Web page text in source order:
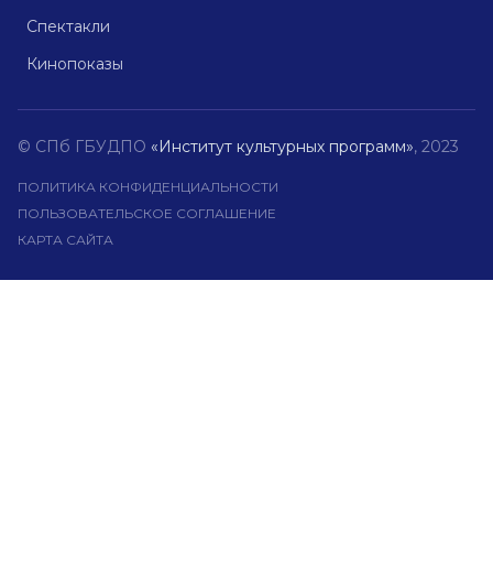
Спектакли
Кинопоказы
© СПб ГБУДПО «Институт культурных программ», 2023
ПОЛИТИКА КОНФИДЕНЦИАЛЬНОСТИ
ПОЛЬЗОВАТЕЛЬСКОЕ СОГЛАШЕНИЕ
КАРТА САЙТА